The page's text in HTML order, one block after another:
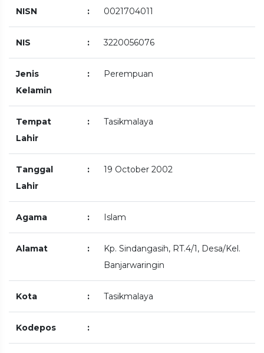
NISN : 0021704011
NIS : 3220056076
Jenis
Kelamin
: Perempuan
Tempat
Lahir
: Tasikmalaya
Tanggal
Lahir
: 19 October 2002
Agama : Islam
Alamat :
Kp. Sindangasih, RT.4/1, Desa/Kel.
Banjarwaringin
Kota : Tasikmalaya
Kodepos :